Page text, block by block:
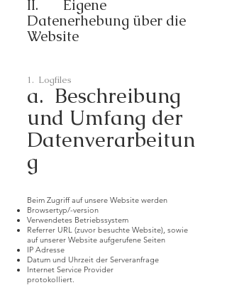
II. Eigene
Datenerhebung über die
Website
1. Logfiles
a. Beschreibung
und Umfang der
Datenverarbeitun
g
Beim Zugriff auf unsere Website werden
Browsertyp/-version
Verwendetes Betriebssystem
Referrer URL (zuvor besuchte Website), sowie
auf unserer Website aufgerufene Seiten
IP Adresse
Datum und Uhrzeit der Serveranfrage
Internet Service Provider
protokolliert.